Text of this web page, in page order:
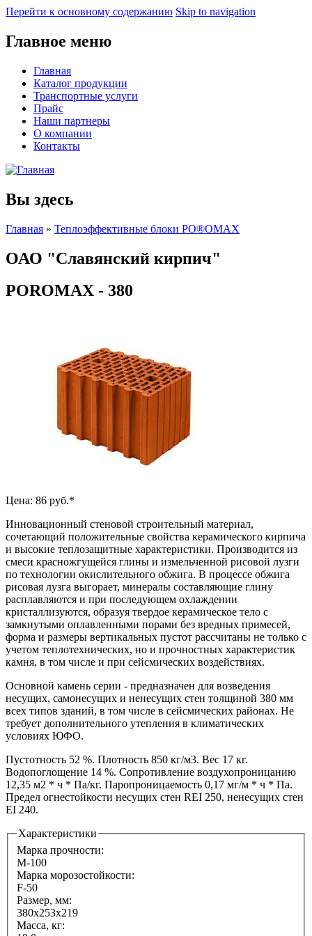
Перейти к основному содержанию Skip to navigation
Главное меню
Главная
Каталог продукции
Транспортные услуги
Прайс
Наши партнеры
О компании
Контакты
Вы здесь
Главная » Теплоэффективные блоки PO®OMAX
ОАО "Славянский кирпич"
POROMAX - 380
Цена: 86 руб.*
Инновационный стеновой строительный материал,
сочетающий положительные свойства керамического кирпича
и высокие теплозащитные характеристики. Производится из
смеси красножгущейся глины и измельченной рисовой лузги
по технологии окислительного обжига. В процессе обжига
рисовая лузга выгорает, минералы составляющие глину
расплавляются и при последующем охлаждении
кристаллизуются, образуя твердое керамическое тело с
замкнутыми оплавленными порами без вредных примесей,
форма и размеры вертикальных пустот рассчитаны не только с
учетом теплотехнических, но и прочностных характеристик
камня, в том числе и при сейсмических воздействиях.
Основной камень серии - предназначен для возведения
несущих, самонесущих и ненесущих стен толщиной 380 мм
всех типов зданий, в том числе в сейсмических районах. Не
требует дополнительного утепления в климатических
условиях ЮФО.
Пустотность 52 %. Плотность 850 кг/м3. Вес 17 кг.
Водопоглощение 14 %. Сопротивление воздухопроницанию
12,35 м2 * ч * Па/кг. Паропроницаемость 0,17 мг/м * ч * Па.
Предел огнестойкости несущих стен REI 250, ненесущих стен
EI 240.
Характеристики
Марка прочности:
М-100
Марка морозостойкости:
F-50
Размер, мм:
380х253х219
Масса, кг: